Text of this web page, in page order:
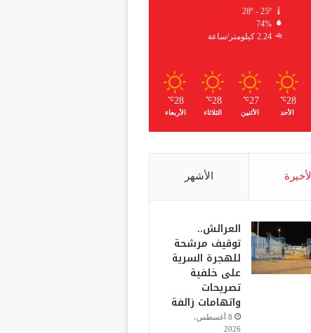
28º - 25º
74%
2.24 كيلومتر/ساعة
28
℃
الأحد
27
℃
الأثنين
28
℃
الثلاثاء
28
℃
الأربعاء
الأخيرة الأشهر
العرائش..
توقيف مرشحة
للهجرة السرية
على خلفية
تصريحات
واتهامات زائفة
8 أغسطس،
2026